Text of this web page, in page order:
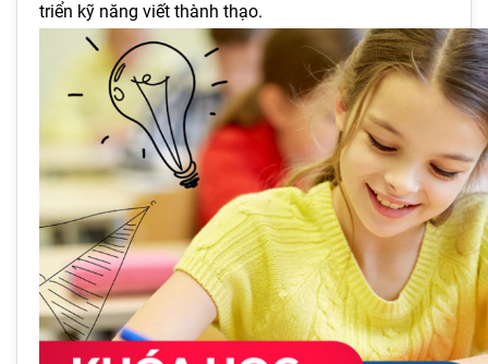
triển kỹ năng viết thành thạo.